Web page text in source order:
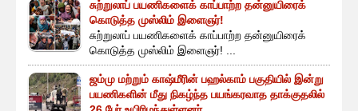
சுற்றுலாப் பயணிகளைக் காப்பாற்ற தன்னுயிரைக்
கொடுத்த முஸ்லிம் இளைஞர்!
சுற்றுலாப் பயணிகளைக் காப்பாற்ற தன்னுயிரைக்
கொடுத்த முஸ்லிம் இளைஞர்! ...
ஜம்மு மற்றும் காஷ்மீரின் பஹல்காம் பகுதியில் இன்று
பயணிகளின் மீது நிகழ்ந்த பயங்கரவாத தாக்குதலில்